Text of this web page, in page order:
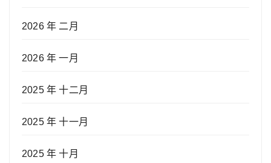
2026 年 二月
2026 年 一月
2025 年 十二月
2025 年 十一月
2025 年 十月